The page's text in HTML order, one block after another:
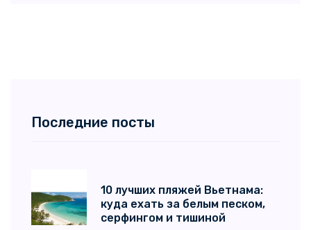
Последние посты
10 лучших пляжей Вьетнама:
куда ехать за белым песком,
серфингом и тишиной